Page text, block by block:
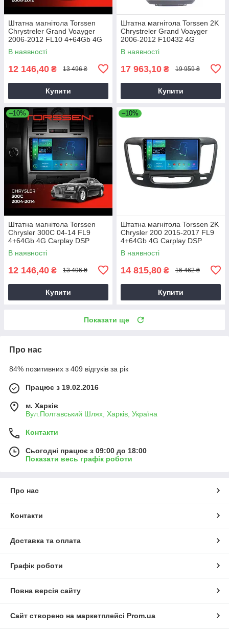
Штатна магнітола Torssen
Chrystreler Grand Voayger
2006-2012 FL10 4+64Gb 4G
Carplay DSP
В наявності
12 146,40 ₴ 13 496 ₴
Купити
Штатна магнітола Torssen 2K
Chrystreler Grand Voayger
2006-2012 F10432 4G
Carplay DSP
В наявності
17 963,10 ₴ 19 959 ₴
Купити
–10%
Штатна магнітола Torssen
Chrysler 300C 04-14 FL9
4+64Gb 4G Carplay DSP
В наявності
12 146,40 ₴ 13 496 ₴
Купити
–10%
Штатна магнітола Torssen 2K
Chrysler 200 2015-2017 FL9
4+64Gb 4G Carplay DSP
В наявності
14 815,80 ₴ 16 462 ₴
Купити
Показати ще
Про нас
84% позитивних з 409 відгуків за рік
Працює з 19.02.2016
м. Харків
Вул.Полтавський Шлях, Харків, Україна
Контакти
Сьогодні працює з 09:00 до 18:00
Показати весь графік роботи
Про нас
Контакти
Доставка та оплата
Графік роботи
Повна версія сайту
Сайт створено на маркетплейсі Prom.ua